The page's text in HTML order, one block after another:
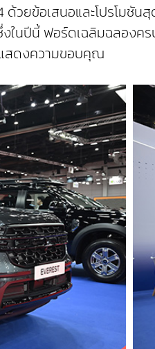
ด้วยข้อเสนอและโปรโ
ในปีนี้ ฟอร์ดเฉลิมฉลอง
สดงความขอบคุณ